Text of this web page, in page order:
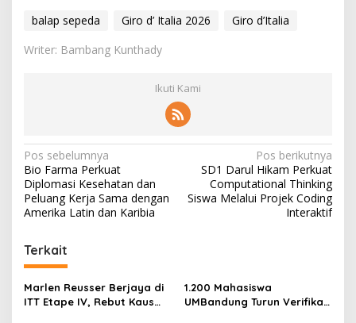
balap sepeda Giro d’ Italia 2026
Giro d’Italia
Writer: Bambang Kunthady
Ikuti Kami
N
a
v
g
a
s
Pos sebelumnya
Bio Farma Perkuat
Diplomasi Kesehatan dan
Peluang Kerja Sama dengan
Amerika Latin dan Karibia
Pos berikutnya
SD1 Darul Hikam Perkuat
Computational Thinking
Siswa Melalui Projek Coding
Interaktif
Terkait
Marlen Reusser Berjaya di
ITT Etape IV, Rebut Kaus
1.200 Mahasiswa
UMBandung Turun Verifikasi